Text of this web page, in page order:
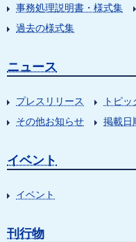
事務処理説明書・様式集
過去の様式集
ニュース
プレスリリース トピッ
その他お知らせ
掲載日
イベント
イベント
刊行物